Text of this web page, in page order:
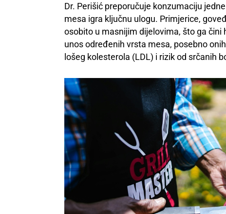
Dr. Perišić preporučuje konzumaciju
mesa igra ključnu ulogu. Primjerice,
osobito u masnijim dijelovima, što ga
unos određenih vrsta mesa, posebno
lošeg kolesterola (LDL) i rizik od srčanih